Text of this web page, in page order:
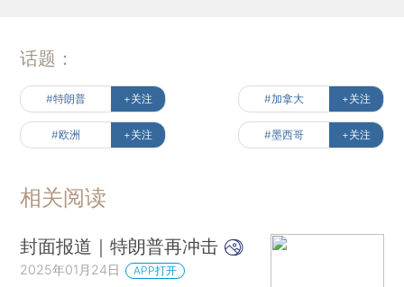
话题：
#特朗普 +关注 #加拿大 +关注
#欧洲 +关注 #墨西哥 +关注
相关阅读
封面报道｜特朗普再冲击
2025年01月24日 APP打开